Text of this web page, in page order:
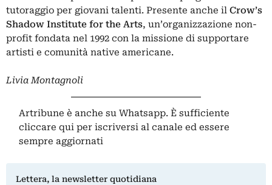
tutoraggio per giovani talenti. Presente anche il Crow’s
Shadow Institute for the Arts, un’organizzazione non-
profit fondata nel 1992 con la missione di supportare
artisti e comunità native americane.
Livia Montagnoli
Artribune è anche su Whatsapp. È sufficiente
cliccare qui per iscriversi al canale ed essere
sempre aggiornati
Lettera, la newsletter quotidiana